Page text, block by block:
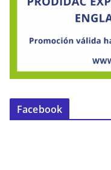
Facebook